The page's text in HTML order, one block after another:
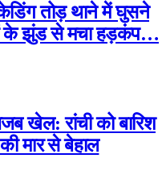
तोड़ थाने में घुसने
के झुंड से मचा हड़कंप…
खेल: रांची को बारिश
मार से बेहाल